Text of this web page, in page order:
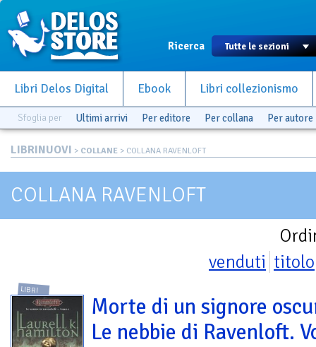
Ricerca
Libri Delos Digital Ebook Libri collezionismo
Sfoglia per Ultimi arrivi Per editore Per collana Per autore
LIBRINUOVI > COLLANE > COLLANA RAVENLOFT
COLLANA RAVENLOFT
venduti titolo
LIBRI
Morte di un signore
Le nebbie di Ravenloft.